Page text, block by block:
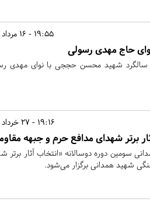
19:55 - 16 مرداد 1402
حاج مهدی رسولی
شهید محسن حججی با نوای مهدی
19:16 - 27 خرداد 1402
برتر شهدای مدافع حرم و جبهه
دوره دوسالانه «انتخاب آثار برتر
شهید همدانی برگزار می‌شود.